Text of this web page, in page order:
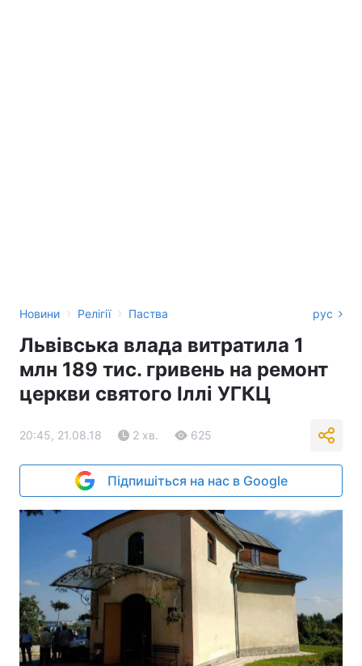
Новини › Релігії › Паства рус
Львівська влада витратила 1
млн 189 тис. гривень на ремонт
церкви святого Іллі УГКЦ
20:45, 21.08.18 2 хв. 625
Підпишіться на нас в Google